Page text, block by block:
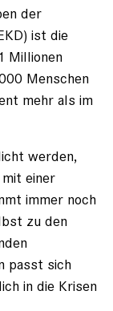
der
ist die
Millionen
Menschen
mehr als im
werden,
einer
immer noch
zu den
passt sich
in die Krisen